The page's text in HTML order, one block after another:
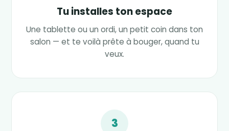
Tu installes ton espace
Une tablette ou un ordi, un petit coin dans ton
salon — et te voilà prête à bouger, quand tu
veux.
3